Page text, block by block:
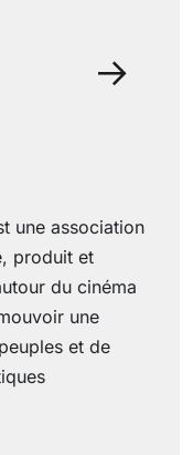
une association
produit et
du cinéma
une
et de